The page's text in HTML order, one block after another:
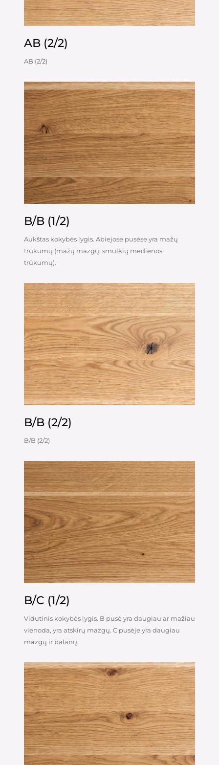
AB (2/2)
AB (2/2)
B/B (1/2)
Aukštas kokybės lygis. Abiejose pusėse yra mažų
trūkumų (mažų mazgų, smulkių medienos
trūkumų).
B/B (2/2)
B/B (2/2)
B/C (1/2)
Vidutinis kokybės lygis. B pusė yra daugiau ar mažiau
vienoda, yra atskirų mazgų. C pusėje yra daugiau
mazgų ir balanų.